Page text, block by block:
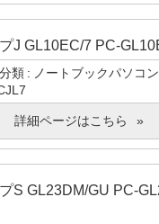
J GL10EC/7 PC-
分類
ノートブックパソコン
詳細ページはこちら
S GL23DM/GU PC-